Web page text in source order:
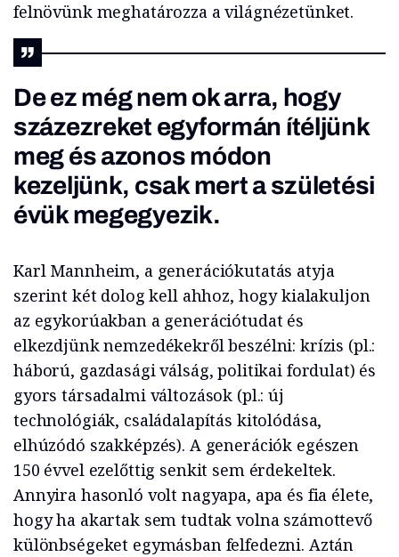
felnövünk meghatározza a világnézetünket.
De ez még nem ok arra, hogy
százezreket egyformán ítéljünk
meg és azonos módon
kezeljünk, csak mert a születési
évük megegyezik.
Karl Mannheim, a generációkutatás atyja
szerint két dolog kell ahhoz, hogy kialakuljon
az egykorúakban a generációtudat és
elkezdjünk nemzedékekről beszélni: krízis (pl.:
háború, gazdasági válság, politikai fordulat) és
gyors társadalmi változások (pl.: új
technológiák, családalapítás kitolódása,
elhúzódó szakképzés). A generációk egészen
150 évvel ezelőttig senkit sem érdekeltek.
Annyira hasonló volt nagyapa, apa és fia élete,
hogy ha akartak sem tudtak volna számottevő
különbségeket egymásban felfedezni. Aztán